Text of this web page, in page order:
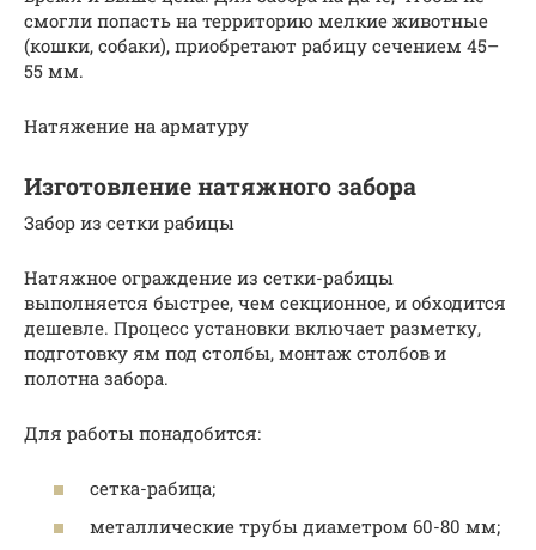
смогли попасть на территорию мелкие животные
(кошки, собаки), приобретают рабицу сечением 45–
55 мм.
Натяжение на арматуру
Изготовление натяжного забора
Забор из сетки рабицы
Натяжное ограждение из сетки-рабицы
выполняется быстрее, чем секционное, и обходится
дешевле. Процесс установки включает разметку,
подготовку ям под столбы, монтаж столбов и
полотна забора.
Для работы понадобится:
сетка-рабица;
металлические трубы диаметром 60-80 мм;